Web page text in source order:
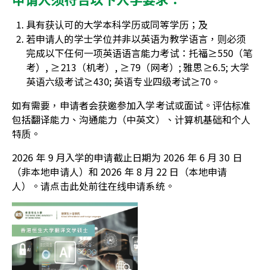
具有获认可的大学本科学历或同等学历；及
若申请人的学士学位并非以英语为教学语言，则必须
完成以下任何一项英语语言能力考试：托福≥550（笔
考）, ≥213（机考）, ≥79（网考）; 雅思≥6.5; 大学
英语六级考试≥430; 英语专业四级考试≥70。
如有需要，申请者会获邀参加入学考试或面试。评估标准
包括翻译能力、沟通能力（中英文）、计算机基础和个人
特质。
2026 年 9 月入学的申请截止日期为 2026 年 6 月 30 日
（非本地申请人）和 2026 年 8 月 22 日（本地申请
人）。请点击此处前往在线申请系统。